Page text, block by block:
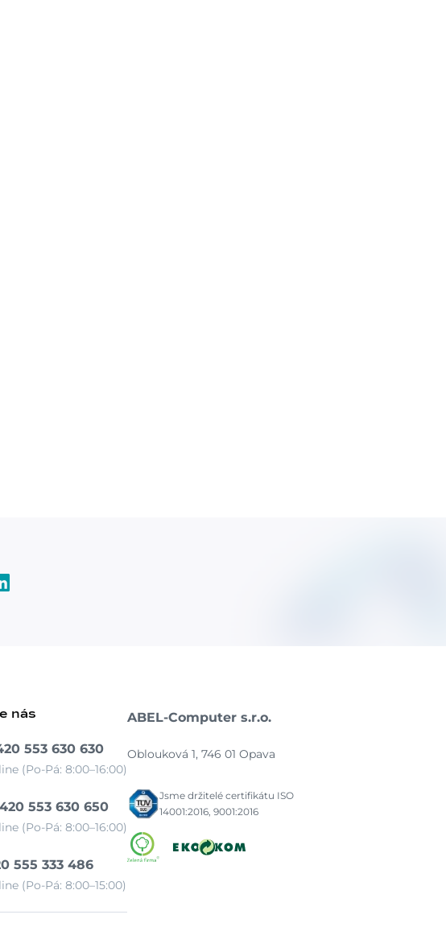
nás
553 630 630
(Po-Pá: 8:00–16:00)
553 630 650
(Po-Pá: 8:00–16:00)
555 333 486
(Po-Pá: 8:00–15:00)
ABEL-Computer s.r.o.
Oblouková 1, 746 01 Opava
Jsme držitelé certifikátu ISO
14001:2016, 9001:2016